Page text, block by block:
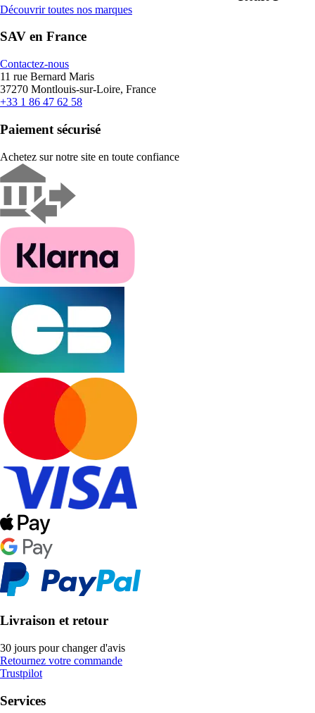
Découvrir toutes nos marques
SAV en France
Contactez-nous
11 rue Bernard Maris
37270 Montlouis-sur-Loire, France
+33 1 86 47 62 58
Paiement sécurisé
Achetez sur notre site en toute confiance
Livraison et retour
30 jours pour changer d'avis
Retournez votre commande
Trustpilot
Services